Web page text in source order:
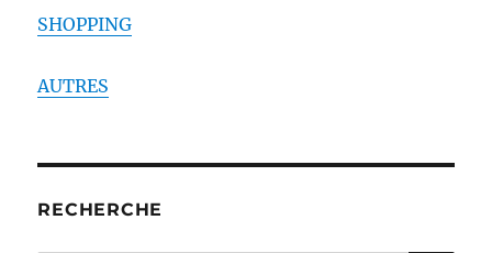
SHOPPING
AUTRES
RECHERCHE